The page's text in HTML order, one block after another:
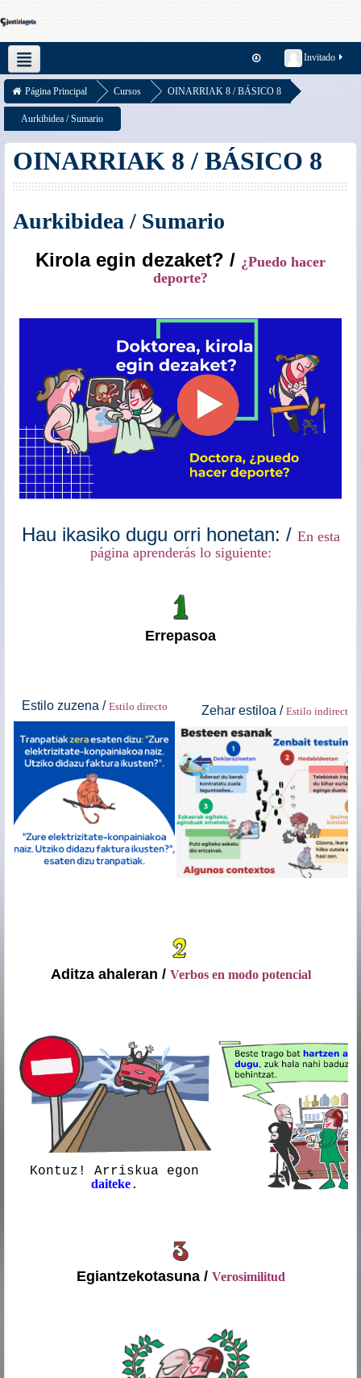
Invitado
Español - Internacional ‎(es)‎
Página Principal Cursos OINARRIAK 8 / BÁSICO 8
Aurkibidea / Sumario
OINARRIAK 8 / BÁSICO 8
Aurkibidea / Sumario
Kirola egin dezaket? / ¿Puedo hacer
deporte?
Hau ikasiko dugu orri honetan: / En esta
página aprenderás lo siguiente:
Errepasoa
Estilo zuzena / Estilo directo Zehar estiloa / Estilo indirecto
Aditza ahaleran / Verbos en modo potencial
Kontuz! Arriskua egon
daiteke.
Egiantzekotasuna / Verosimilitud